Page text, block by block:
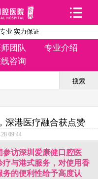
业 实力保证
团队
专业介绍
咨询
搜索
深港医疗融合获点赞
09:44
访深圳爱康健口腔医
疗与港式服务，对使用香
的便利性给予高度认